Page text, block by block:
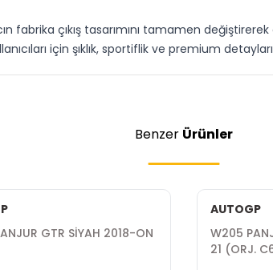
fabrika çıkış tasarımını tamamen
için şıklık, sportiflik ve premium
Benzer Ürünler
GTR SİYAH 2018-ON
AUTOGP
W205
21 (ORJ.